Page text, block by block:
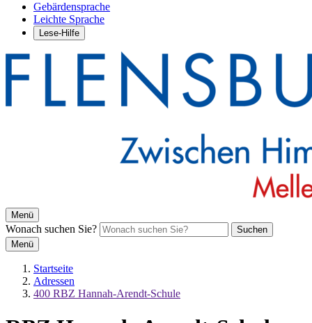
Gebärdensprache
Leichte Sprache
Lese-Hilfe
Menü
Wonach suchen Sie?
Suchen
Menü
Startseite
Adressen
400 RBZ Hannah-Arendt-Schule